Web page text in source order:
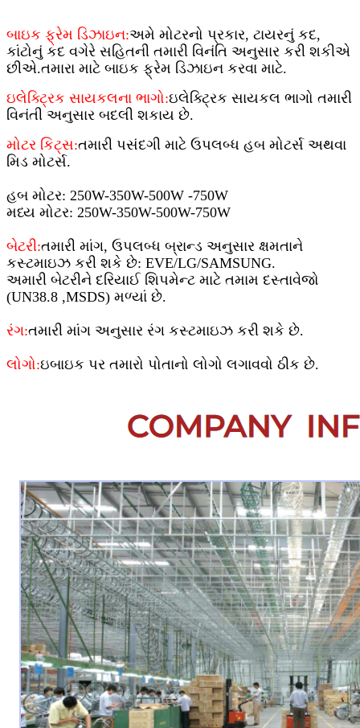
બાઇક ફ્રેમ ડિઝાઇન:અમે મોટરનો પ્રકાર, ટાયરનું કદ,
કાંટોનું કદ વગેરે સહિતની તમારી વિનંતિ અનુસાર કરી શકીએ
છીએ.તમારા માટે બાઇક ફ્રેમ ડિઝાઇન કરવા માટે.
ઇલેક્ટ્રિક સાયકલના ભાગો:ઇલેક્ટ્રિક સાયકલ ભાગો તમારી
વિનંતી અનુસાર બદલી શકાય છે.
મોટર કિટ્સ:તમારી પસંદગી માટે ઉપલબ્ધ હબ મોટર્સ અથવા
મિડ મોટર્સ.
હબ મોટર: 250W-350W-500W -750W
મધ્ય મોટર: 250W-350W-500W-750W
બેટરી:તમારી માંગ, ઉપલબ્ધ બ્રાન્ડ અનુસાર ક્ષમતાને
કસ્ટમાઇઝ કરી શકે છે: EVE/LG/SAMSUNG.
અમારી બેટરીને દરિયાઈ શિપમેન્ટ માટે તમામ દસ્તાવેજો
(UN38.8 ,MSDS) મળ્યાં છે.
રંગ:તમારી માંગ અનુસાર રંગ કસ્ટમાઇઝ કરી શકે છે.
લોગો:ઇબાઇક પર તમારો પોતાનો લોગો લગાવવો ઠીક છે.